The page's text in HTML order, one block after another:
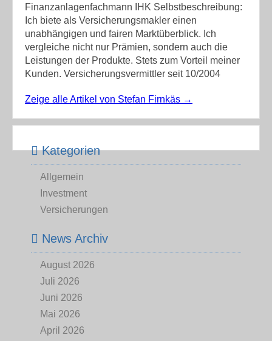
Finanzanlagenfachmann IHK Selbstbeschreibung:
Ich biete als Versicherungsmakler einen
unabhängigen und fairen Marktüberblick. Ich
vergleiche nicht nur Prämien, sondern auch die
Leistungen der Produkte. Stets zum Vorteil meiner
Kunden. Versicherungsvermittler seit 10/2004
Zeige alle Artikel von Stefan Firnkäs →
Kategorien
Allgemein
Investment
Versicherungen
News Archiv
August 2026
Juli 2026
Juni 2026
Mai 2026
April 2026